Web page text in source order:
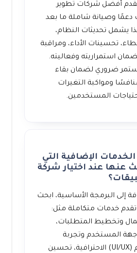
أفضل شركات تطوير
دعمًا وصيانة شاملة ما بعد
يشمل تحديثات النظام،
تحسينات الأداء، ومراقبة
استمراريته وفعاليته.
ضروري لضمان بقاء
ومواكبة التغيرات
المستخدمين.
الإضافية التي
عنها عند اختيار شركة
إلى البرمجة الأساسية، ابحث
خدمات متكاملة مثل:
وتخطيط المتطلبات،
المستخدم وتجربة
المستخدم (UI/UX) الاحترافية، تحسين